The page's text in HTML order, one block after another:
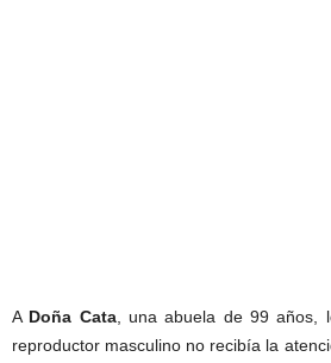
A Doña Cata, una abuela de 99 años,
reproductor masculino no recibía la